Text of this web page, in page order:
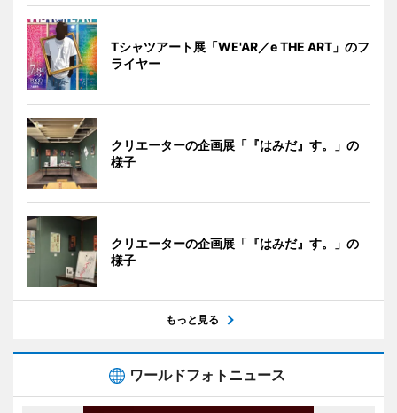
Tシャツアート展「WE'AR／e THE ART」のフ
ライヤー
クリエーターの企画展「『はみだ』す。」の
様子
クリエーターの企画展「『はみだ』す。」の
様子
もっと見る
ワールドフォトニュース